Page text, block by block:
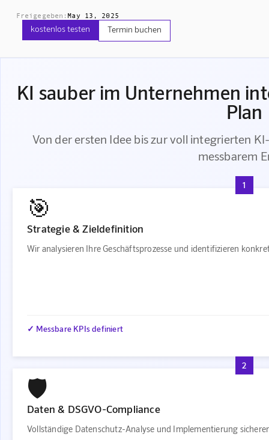
Freigegeben: May 13, 2025
kostenlos testen Termin buchen
KI sauber im Unternehmen
Plan
Von der ersten Idee bis zur voll integrierten
messbarem
1
🎯
Strategie & Zieldefinition
Wir analysieren Ihre Geschäftsprozesse und identifizieren
✓ Messbare KPIs definiert
2
🛡️
Daten & DSGVO-Compliance
Vollständige Datenschutz-Analyse und Implementierung